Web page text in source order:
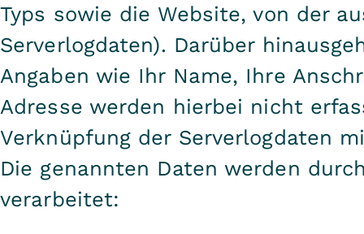
Typs sowie die Website, von der
Serverlogdaten). Darüber
Angaben wie Ihr Name, Ihre
Adresse werden hierbei nicht
Verknüpfung der Serverlogdaten
Die genannten Daten werden
verarbeitet: